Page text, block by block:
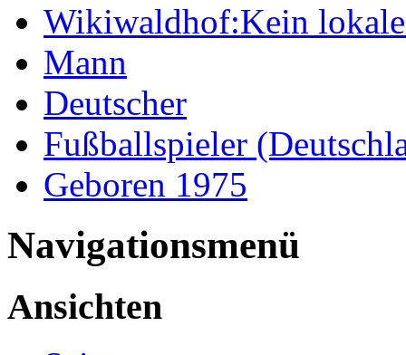
Wikiwaldhof:Kein
Mann
Deutscher
Fußballspieler
Geboren 1975
Navigationsmenü
Ansichten